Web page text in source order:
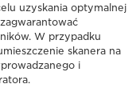
uzyskania optymalnej
W przypadku
skanera na
i